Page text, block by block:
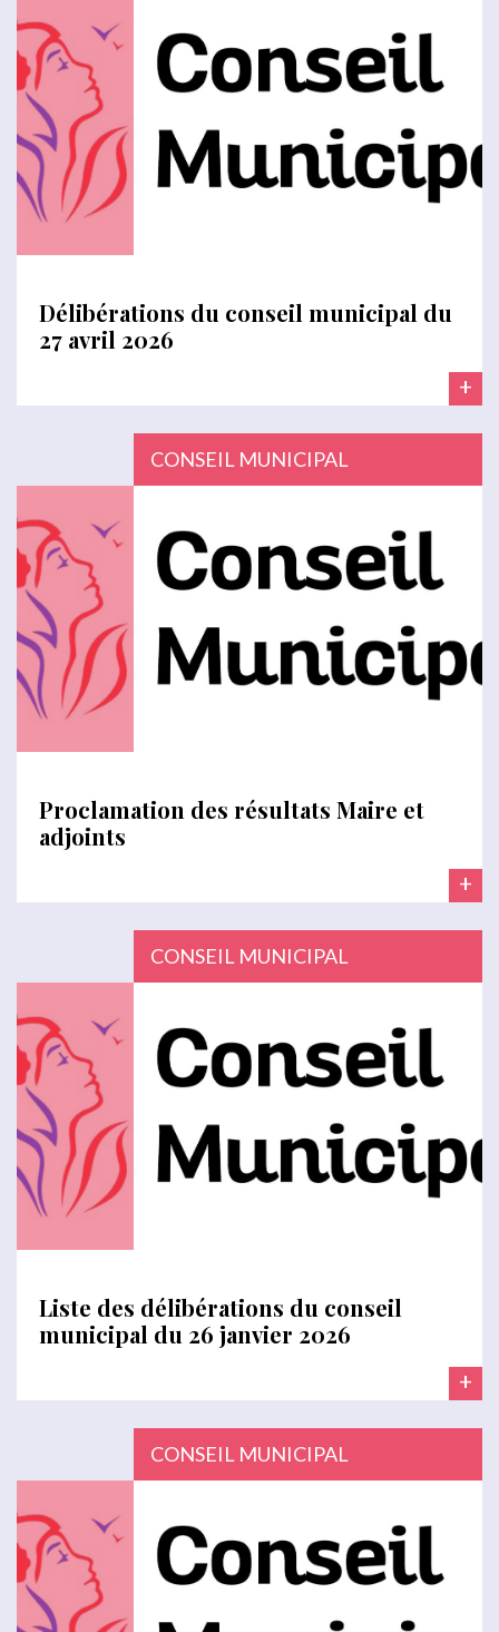
Délibérations du conseil municipal du
27 avril 2026
+
CONSEIL MUNICIPAL
Proclamation des résultats Maire et
adjoints
+
CONSEIL MUNICIPAL
Liste des délibérations du conseil
municipal du 26 janvier 2026
+
CONSEIL MUNICIPAL